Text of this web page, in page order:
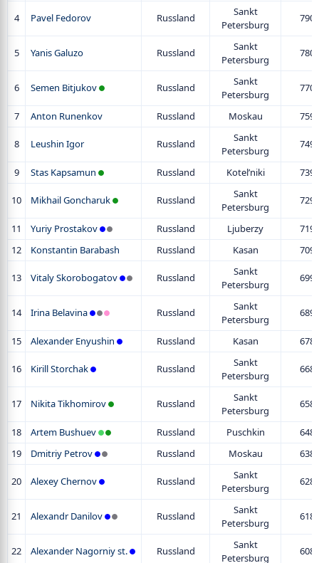
4 Pavel Fedorov Russland
Sankt
Petersburg
790
5 Yanis Galuzo Russland
Sankt
Petersburg
780
6 Semen Bitjukov Russland
Sankt
Petersburg
770
7 Anton Runenkov Russland Moskau 759
8 Leushin Igor Russland
Sankt
Petersburg
749
9 Stas Kapsamun Russland Kotel’niki 739
10 Mikhail Goncharuk Russland
Sankt
Petersburg
729
11 Yuriy Prostakov Russland Ljuberzy
719
12
Konstantin Barabash Russland Kasan 709
13 Vitaly Skorobogatov Russland
Sankt
Petersburg
699
14 Irina Belavina Russland
Sankt
Petersburg
689
15 Alexander Enyushin Russland Kasan 678
16 Kirill Storchak Russland
Sankt
Petersburg
668
17 Nikita Tikhomirov Russland
Sankt
Petersburg
658
18 Artem Bushuev Russland Puschkin
648
19
Dmitriy Petrov Russland Moskau 638
20 Alexey Chernov Russland
Sankt
Petersburg
628
21 Alexandr Danilov Russland
Sankt
Petersburg
618
22 Alexander Nagorniy st. Russland
Sankt
Petersburg
608